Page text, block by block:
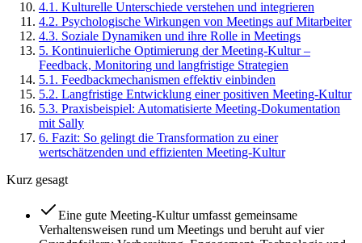
4.1 . Kulturelle Unterschiede verstehen und integrieren
4.2. Psychologische Wirkungen von Meetings auf Mitarbeiter
4.3. Soziale Dynamiken und ihre Rolle in Meetings
5. Kontinuierliche Optimierung der Meeting-Kultur –
Feedback, Monitoring und langfristige Strategien
5.1 . Feedbackmechanismen effektiv einbinden
5.2. Langfristige Entwicklung einer positiven Meeting-Kultur
5.3. Praxisbeispiel: Automatisierte Meeting-Dokumentation
mit Sally
6. Fazit: So gelingt die Transformation zu einer
wertschätzenden und effizienten Meeting-Kultur
Kurz gesagt
Eine gute Meeting-Kultur umfasst gemeinsame
Verhaltensweisen rund um Meetings und beruht auf vier